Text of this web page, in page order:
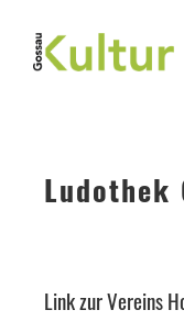
Ludothek
Link zur Vereins